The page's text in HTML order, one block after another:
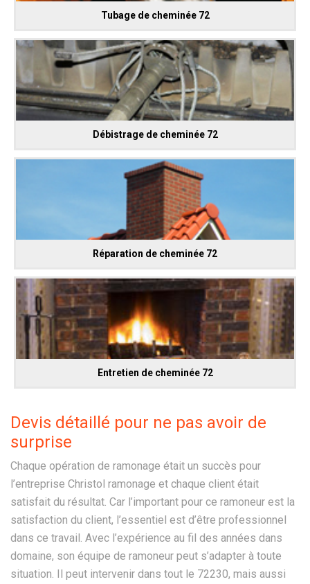
Tubage de cheminée 72
Débistrage de cheminée 72
Réparation de cheminée 72
Entretien de cheminée 72
Devis détaillé pour ne pas avoir de
surprise
Chaque opération de ramonage était un succès pour
l’entreprise Christol ramonage et chaque client était
satisfait du résultat. Car l’important pour ce ramoneur est la
satisfaction du client, l’essentiel est d’être professionnel
dans ce travail. Avec l’expérience au fil des années dans
domaine, son équipe de ramoneur peut s’adapter à toute
situation. Il peut intervenir dans tout le 72230, mais aussi